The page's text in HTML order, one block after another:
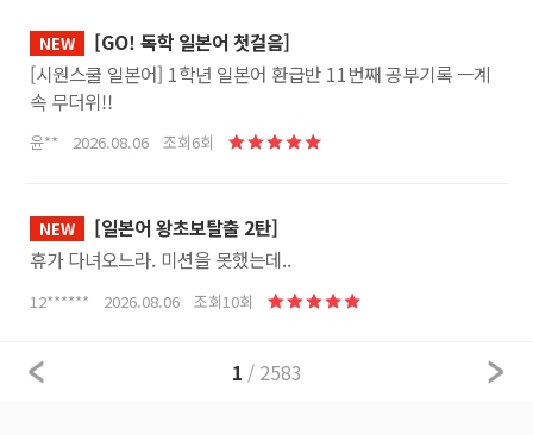
NEW
[GO! 독학 일본어 첫걸음]
[시원스쿨 일본어] 1학년 일본어 환급반 11번째 공부기록 ㅡ계
속 무더위!!
윤** 2026.08.06 조회6회
NEW
[일본어 왕초보탈출 2탄]
휴가 다녀오느라. 미션을 못했는데..
12****** 2026.08.06 조회10회
1 / 2583